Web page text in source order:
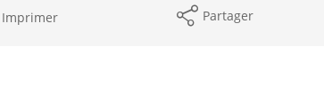
Imprimer Partager